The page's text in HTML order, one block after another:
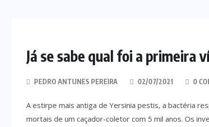
Já se sabe qual foi a primeira
PEDRO ANTUNES PEREIRA 02/07/2021 0
A estirpe mais antiga de Yersinia pestis, a bactéria
mortais de um caçador-coletor com 5 mil anos. Os